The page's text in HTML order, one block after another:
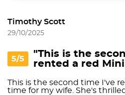
Timothy Scott
29/10/2025
5/5
"This is the
rented a red
This is the second time I've
time for my wife. She's